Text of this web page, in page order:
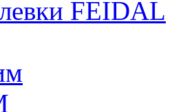
FEIDAL